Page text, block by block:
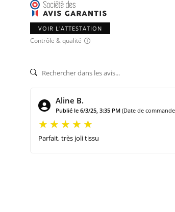
VOIR L'ATTESTATION
Contrôle & qualité
Aline B.
Publié le 6/3/25, 3:35 PM (Date de
Parfait, très joli tissu